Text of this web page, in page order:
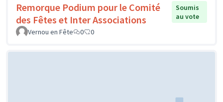
Remorque Podium pour le Comité
des Fêtes et Inter Associations
Soumis
au vote
Vernou en Fête
0 0